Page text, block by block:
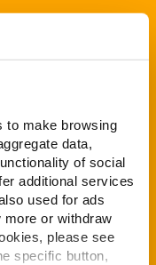
to make browsing
data,
of social
additional services
used for ads
more or withdraw
please see
specific button,
Economy
Capellino)
Nature)